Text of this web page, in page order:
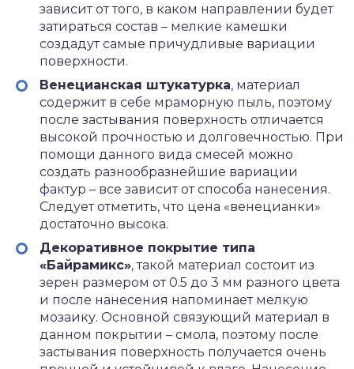
зависит от того, в каком направлении будет
затираться состав – мелкие камешки
создадут самые причудливые вариации
поверхности.
Венецианская штукатурка, материал
содержит в себе мраморную пыль, поэтому
после застывания поверхность отличается
высокой прочностью и долговечностью. При
помощи данного вида смесей можно
создать разнообразнейшие вариации
фактур – все зависит от способа нанесения.
Следует отметить, что цена «венецианки»
достаточно высока.
Декоративное покрытие типа
«Байрамикс», такой материал состоит из
зерен размером от 0.5 до 3 мм разного цвета
и после нанесения напоминает мелкую
мозаику. Основной связующий материал в
данном покрытии – смола, поэтому после
застывания поверхность получается очень